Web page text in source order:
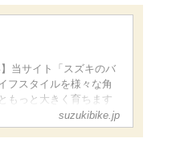
当サイト「スズキのバ
フスタイルを様々な角
もっと大きく育ちます
suzukibike.jp